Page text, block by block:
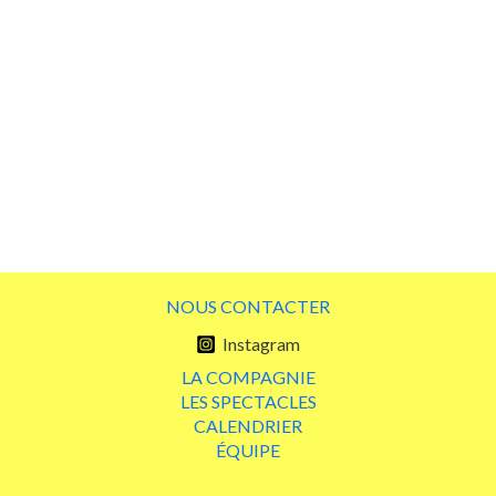
NOUS CONTACTER
Instagram
LA COMPAGNIE
LES SPECTACLES
CALENDRIER
ÉQUIPE